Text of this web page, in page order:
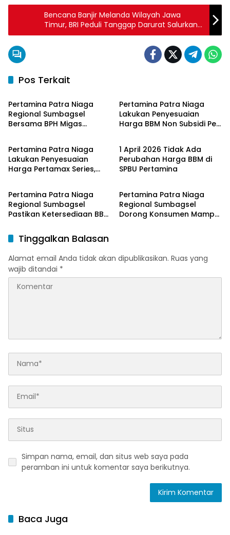
Bencana Banjir Melanda Wilayah Jawa
Timur, BRI Peduli Tanggap Darurat Salurkan
Bantua
Pos Terkait
Bangka Belitung
Pertamina Patra Niaga
Regional Sumbagsel
Bersama BPH Migas
bagi Nelayan melalui
Aplikasi XSTAR
Pertamina Patra Niaga
Lakukan Penyesuaian
Harga BBM Non Subsidi Per
Bangka Belitung
Pertamina Patra Niaga
Lakukan Penyesuaian
Harga Pertamax Series,
Bangka Belitung
1 April 2026 Tidak Ada
Perubahan Harga BBM di
SPBU Pertamina
Bangka Belitung
Pertamina Patra Niaga
Regional Sumbagsel
Pastikan Ketersediaan BBM
Ramadan dan Menjelang
Idulfitri
Bangka Belitung
Pertamina Patra Niaga
Regional Sumbagsel
Dorong Konsumen Mampu
Tinggalkan Balasan
Alamat email Anda tidak akan dipublikasikan. Ruas yang
wajib ditandai *
Simpan nama, email, dan situs web saya pada
peramban ini untuk komentar saya berikutnya.
Baca Juga